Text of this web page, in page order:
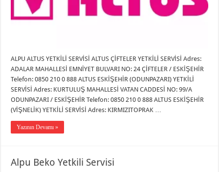
ALPU ALTUS YETKİLİ SERVİSİ ALTUS ÇİFTELER YETKİLİ SERVİSİ Adres:
ADALAR MAHALLESİ EMNİYET BULVARI NO: 24 ÇİFTELER / ESKİŞEHİR
Telefon: 0850 210 0 888 ALTUS ESKİŞEHİR (ODUNPAZARI) YETKİLİ
SERVİSİ Adres: KURTULUŞ MAHALLESİ VATAN CADDESİ NO: 99/A
ODUNPAZARI / ESKİŞEHİR Telefon: 0850 210 0 888 ALTUS ESKİŞEHİR
(VİŞNELİK) YETKİLİ SERVİSİ Adres: KIRMIZITOPRAK …
Yazının Devamı »
Alpu Beko Yetkili Servisi